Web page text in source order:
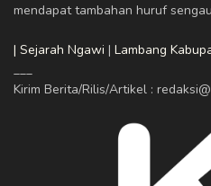
mendapat tambahan huruf
| Sejarah Ngawi | Lambang
Kirim Berita/Rilis/Artikel :